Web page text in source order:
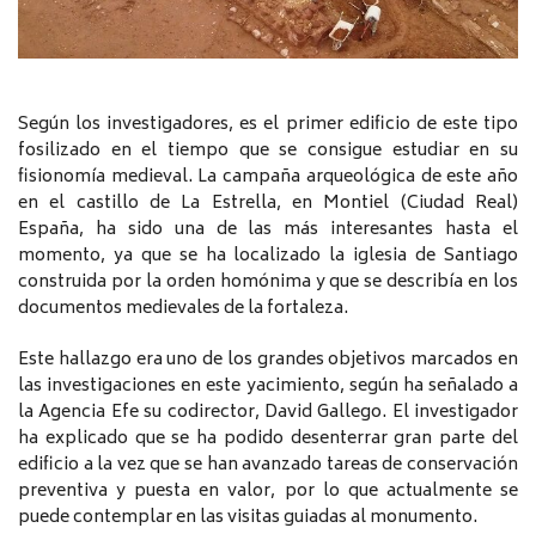
Según los investigadores, es el primer edificio de este tipo
fosilizado en el tiempo que se consigue estudiar en su
fisionomía medieval. La campaña arqueológica de este año
en el castillo de La Estrella, en Montiel (Ciudad Real)
España, ha sido una de las más interesantes hasta el
momento, ya que se ha localizado la iglesia de Santiago
construida por la orden homónima y que se describía en los
documentos medievales de la fortaleza.
Este hallazgo era uno de los grandes objetivos marcados en
las investigaciones en este yacimiento, según ha señalado a
la Agencia Efe su codirector, David Gallego. El investigador
ha explicado que se ha podido desenterrar gran parte del
edificio a la vez que se han avanzado tareas de conservación
preventiva y puesta en valor, por lo que actualmente se
puede contemplar en las visitas guiadas al monumento.